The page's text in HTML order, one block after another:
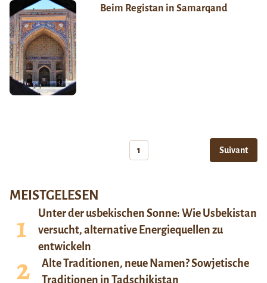
Beim Registan in Samarqand
1 Suivant
MEISTGELESEN
Unter der usbekischen Sonne: Wie Usbekistan
versucht, alternative Energiequellen zu
entwickeln
Alte Traditionen, neue Namen? Sowjetische
Traditionen in Tadschikistan